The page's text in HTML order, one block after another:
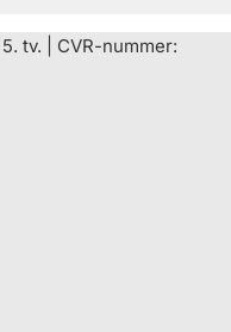
tv. | CVR-nummer: